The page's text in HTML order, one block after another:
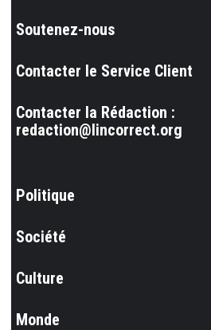
Soutenez-nous
Contacter le Service Client
Contacter la Rédaction :
redaction@lincorrect.org
Politique
Société
Culture
Monde